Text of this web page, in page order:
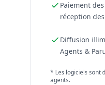
Paiement
réception
Diffusion
Agents &
* Les logiciels sont
agents.